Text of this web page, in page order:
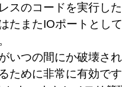
スのコードを実行し
たまたIOポートとし
いつの間にか破壊さ
ために非常に有効で